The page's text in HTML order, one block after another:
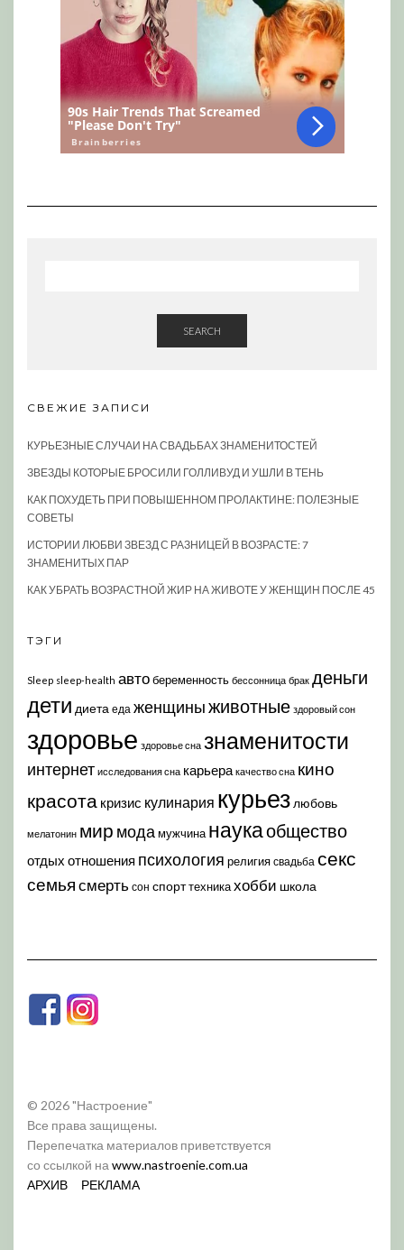
SEARCH
СВЕЖИЕ ЗАПИСИ
КУРЬЕЗНЫЕ СЛУЧАИ НА СВАДЬБАХ ЗНАМЕНИТОСТЕЙ
ЗВЕЗДЫ КОТОРЫЕ БРОСИЛИ ГОЛЛИВУД И УШЛИ В ТЕНЬ
КАК ПОХУДЕТЬ ПРИ ПОВЫШЕННОМ ПРОЛАКТИНЕ: ПОЛЕЗНЫЕ
СОВЕТЫ
ИСТОРИИ ЛЮБВИ ЗВЕЗД С РАЗНИЦЕЙ В ВОЗРАСТЕ: 7
ЗНАМЕНИТЫХ ПАР
КАК УБРАТЬ ВОЗРАСТНОЙ ЖИР НА ЖИВОТЕ У ЖЕНЩИН ПОСЛЕ 45
ТЭГИ
Sleep sleep-health автобеременность бессонница брак деньги
дети диета еда женщиныживотные здоровый сон
здоровье здоровье сна знаменитости
интернет исследования сна карьера качество сна кино
красота кризис кулинария курьез любовь
мелатонин мир модамужчина наукаобщество
отдых отношения психология религия свадьба секс
семья смерть сон спорттехникахобби школа
© 2026 "Настроение"
Все права защищены.
Перепечатка материалов приветствуется
со ссылкой на www.nastroenie.com.ua
АРХИВ
РЕКЛАМА